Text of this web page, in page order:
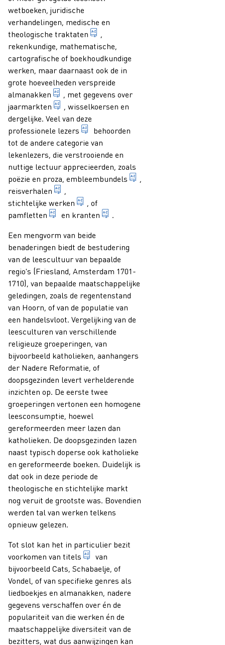
wetboeken, juridische
verhandelingen, medische en
theologische traktaten
,
rekenkundige, mathematische,
cartografische of boekhoudkundige
werken, maar daarnaast ook de in
grote hoeveelheden verspreide
almanakken
jaarlijkse publicatie, oorspronkelijk in
, met gegevens over
jaarmarkten
markt (algemeen of voor een bepaald
, wisselkoersen en
dergelijke. Veel van deze
professionele lezers
persoon die vanwege zijn beroep
behoorden
tot de andere categorie van
lekenlezers, die verstrooiende en
nuttige lectuur apprecieerden, zoals
poëzie en proza, embleembundels
,
reisverhalen
,
stichtelijke werken
1. publicatie waarvan de inhoud
, of
pamfletten
geschrift van geringe omvang, meestal
en kranten
.
Een mengvorm van beide
benaderingen biedt de bestudering
van de leescultuur van bepaalde
regio's (Friesland, Amsterdam 1701-
1710), van bepaalde maatschappelijke
geledingen, zoals de regentenstand
van Hoorn, of van de populatie van
een handelsvloot. Vergelijking van de
leesculturen van verschillende
religieuze groeperingen, van
bijvoorbeeld katholieken, aanhangers
der Nadere Reformatie, of
doopsgezinden levert verhelderende
inzichten op. De eerste twee
groeperingen vertonen een homogene
leesconsumptie, hoewel
gereformeerden meer lazen dan
katholieken. De doopsgezinden lazen
naast typisch doperse ook katholieke
en gereformeerde boeken. Duidelijk is
dat ook in deze periode de
theologische en stichtelijke markt
nog veruit de grootste was. Bovendien
werden tal van werken telkens
opnieuw gelezen.
Tot slot kan het in particulier bezit
voorkomen van titels woord dat of woordgroep die de
van
bijvoorbeeld Cats, Schabaelje, of
Vondel, of van specifieke genres als
liedboekjes en almanakken, nadere
gegevens verschaffen over én de
populariteit van die werken én de
maatschappelijke diversiteit van de
bezitters, wat dus aanwijzingen kan